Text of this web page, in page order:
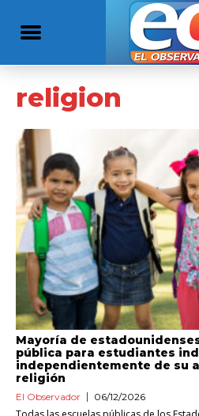
religion
Mayoría de
pública para estudiantes
independientemente de su
religión
El Observador 06/12/2026